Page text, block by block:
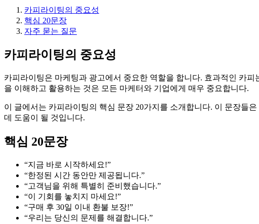
카피라이팅의 중요성
핵심 20문장
자주 묻는 질문
카피라이팅의 중요성
카피라이팅은 마케팅과 광고에서 중요한 역할을 합니다. 효과적인 카
을 이해하고 활용하는 것은 모든 마케터와 기업에게 매우 중요합니다.
이 글에서는 카피라이팅의 핵심 문장 20가지를 소개합니다. 이 문장들
데 도움이 될 것입니다.
핵심 20문장
“지금 바로 시작하세요!”
“한정된 시간 동안만 제공됩니다.”
“고객님을 위해 특별히 준비했습니다.”
“이 기회를 놓치지 마세요!”
“구매 후 30일 이내 환불 보장!”
“우리는 당신의 문제를 해결합니다.”